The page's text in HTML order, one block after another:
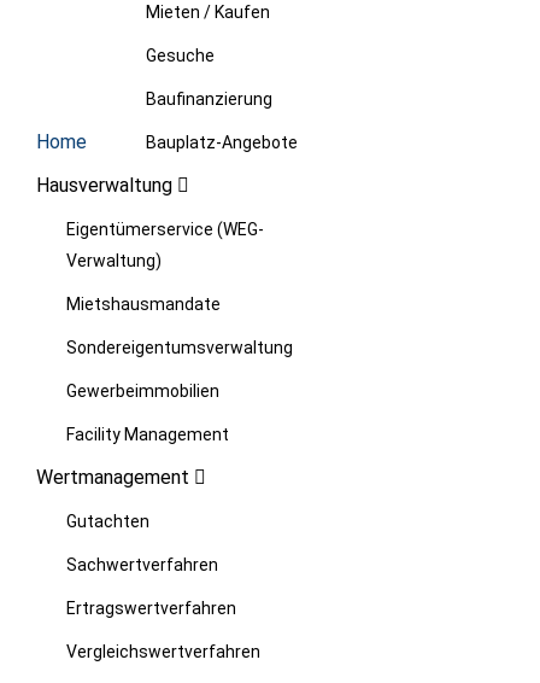
Home
Mieten / Kaufen
Gesuche
Baufinanzierung
Bauplatz-Angebote
Hausverwaltung
Eigentümerservice (WEG-
Verwaltung)
Mietshausmandate
Sondereigentumsverwaltung
Gewerbeimmobilien
Facility Management
Wertmanagement
Gutachten
Sachwertverfahren
Ertragswertverfahren
Vergleichswertverfahren